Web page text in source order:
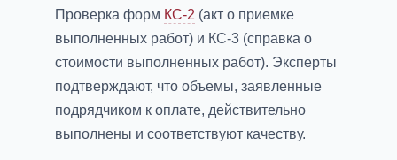
Проверка форм КС-2 (акт о приемке
выполненных работ) и КС-3 (справка о
стоимости выполненных работ). Эксперты
подтверждают, что объемы, заявленные
подрядчиком к оплате, действительно
выполнены и соответствуют качеству.